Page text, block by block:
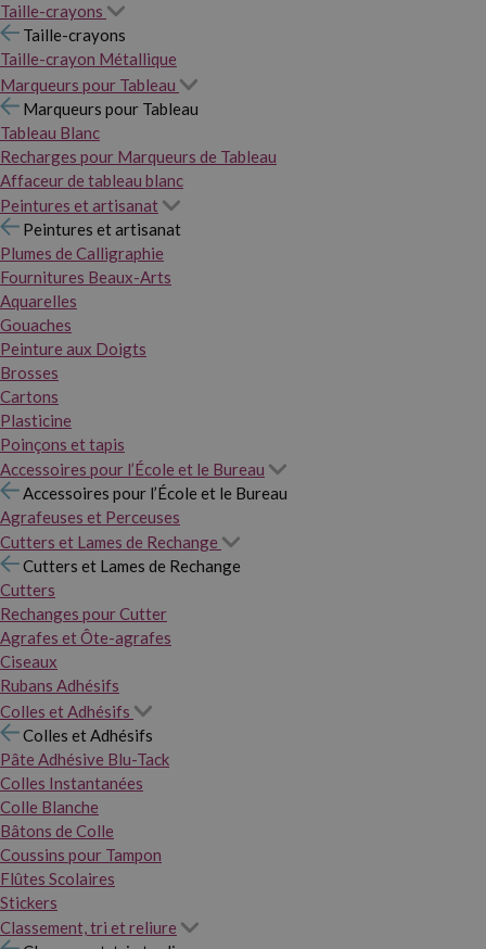
Taille-crayons
Taille-crayons
Taille-crayon Métallique
Marqueurs pour Tableau
Marqueurs pour Tableau
Tableau Blanc
Recharges pour Marqueurs de Tableau
Affaceur de tableau blanc
Peintures et artisanat
Peintures et artisanat
Plumes de Calligraphie
Fournitures Beaux-Arts
Aquarelles
Gouaches
Peinture aux Doigts
Brosses
Cartons
Plasticine
Poinçons et tapis
Accessoires pour l’École et le Bureau
Accessoires pour l’École et le Bureau
Agrafeuses et Perceuses
Cutters et Lames de Rechange
Cutters et Lames de Rechange
Cutters
Rechanges pour Cutter
Agrafes et Ôte-agrafes
Ciseaux
Rubans Adhésifs
Colles et Adhésifs
Colles et Adhésifs
Pâte Adhésive Blu-Tack
Colles Instantanées
Colle Blanche
Bâtons de Colle
Coussins pour Tampon
Flûtes Scolaires
Stickers
Classement, tri et reliure